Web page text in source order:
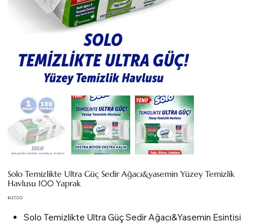
Solo Temizlikte Ultra Güç Sedir Ağacı&yasemin Yüzey Temizlik
Havlusu 100 Yaprak
Fiyat
₺127,00
Solo Temizlikte Ultra Güç Sedir Ağacı&Yasemin Esintisi